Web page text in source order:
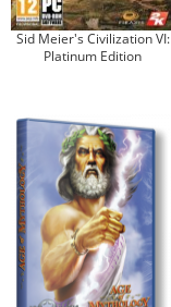
Sid Meier's Civilization VI:
Platinum Edition